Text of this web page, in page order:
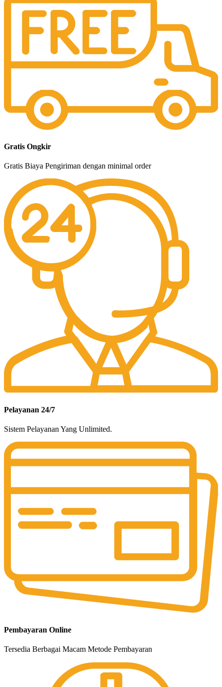
Gratis Ongkir
Gratis Biaya Pengiriman dengan minimal order
Pelayanan 24/7
Sistem Pelayanan Yang Unlimited.
Pembayaran Online
Tersedia Berbagai Macam Metode Pembayaran